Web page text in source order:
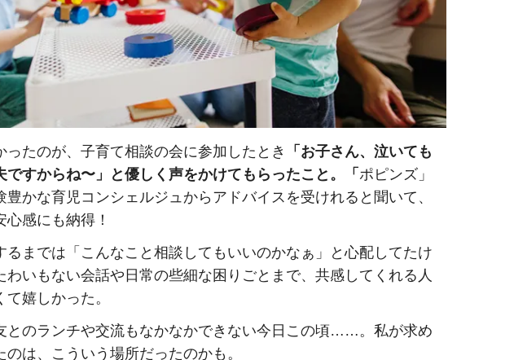
ったのが、子育て相談の会に参加したとき
「お子さん、泣いても
ですからね〜」と優しく声をかけてもらったこと。「 ポピンズ」
豊かな育児コンシェルジュからアドバイスを受けれると聞いて、
心感にも納得！
るまでは「こんなこと相談してもいいのかなぁ」と心配してたけ
わいもない会話や日常の些細な困りごとまで、共感してくれる人
て嬉しかった。
とのランチや交流もなかなかできない今日この頃……。私が求め
のは、こういう場所だったのかも。